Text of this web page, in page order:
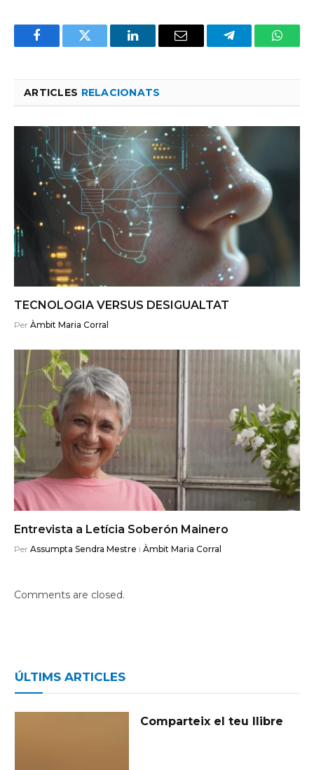
FacebookTwitter LinkedInEmail Telegram
ARTICLES RELACIONATS
TECNOLOGIA VERSUS DESIGUALTAT
Per Àmbit Maria Corral
Entrevista a Letícia Soberón Mainero
Per Assumpta Sendra Mestre i Àmbit Maria Corral
Comments are closed.
ÚLTIMS ARTICLES
Comparteix el teu llibre